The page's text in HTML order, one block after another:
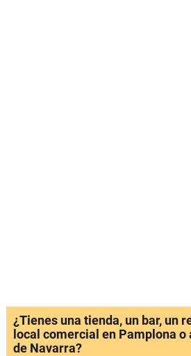
¿Tienes una tienda, un bar, un
local comercial en Pamplona o
de Navarra?